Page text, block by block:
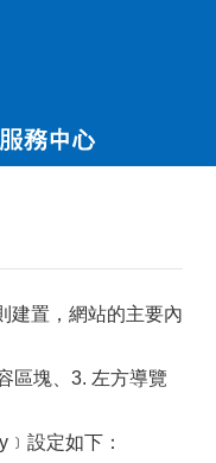
建置，網站的主要內
區塊、3. 左方導覽
設定如下：